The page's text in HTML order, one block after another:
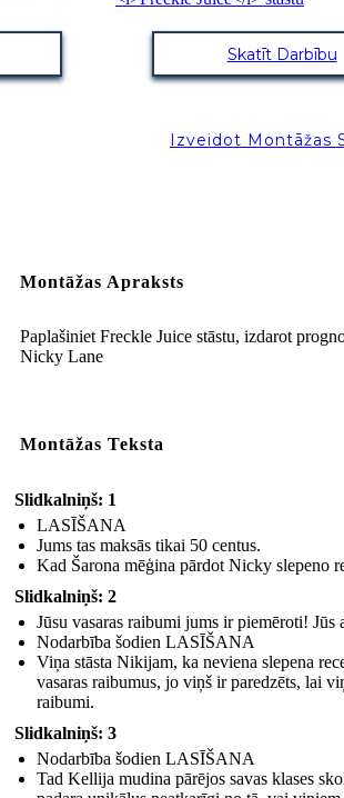
Skatīt Darbību
Izveidot Montāžas
Montāžas Apraksts
Paplašiniet Freckle Juice stāstu, izdarot
Nicky Lane
Montāžas Teksta
Slidkalniņš: 1
LASĪŠANA
Jums tas maksās tikai 50 centus.
Kad Šarona mēģina pārdot Nicky slepeno
Slidkalniņš: 2
Jūsu vasaras raibumi jums ir piemēroti!
Nodarbība šodien LASĪŠANA
Viņa stāsta Nikijam, ka neviena slepena
vasaras raibumus, jo viņš ir paredzēts, lai
raibumi.
Slidkalniņš: 3
Nodarbība šodien LASĪŠANA
Tad Kellija mudina pārējos savas klases